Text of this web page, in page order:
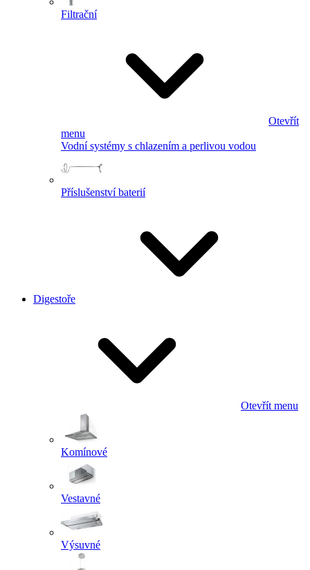
Filtrační
Otevřít
menu
Vodní systémy s chlazením a perlivou vodou
Příslušenství baterií
Digestoře
Otevřít menu
Komínové
Vestavné
Výsuvné